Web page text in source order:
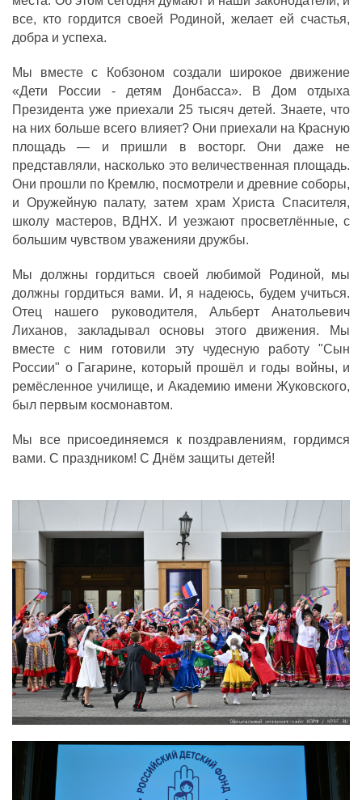
все, кто гордится своей Родиной, желает ей счастья,
добра и успеха.
Мы вместе с Кобзоном создали широкое движение
«Дети России - детям Донбасса». В Дом отдыха
Президента уже приехали 25 тысяч детей. Знаете, что
на них больше всего влияет? Они приехали на Красную
площадь — и пришли в восторг. Они даже не
представляли, насколько это величественная площадь.
Они прошли по Кремлю, посмотрели и древние соборы,
и Оружейную палату, затем храм Христа Спасителя,
школу мастеров, ВДНХ. И уезжают просветлённые, с
большим чувством уваженияи дружбы.
Мы должны гордиться своей любимой Родиной, мы
должны гордиться вами. И, я надеюсь, будем учиться.
Отец нашего руководителя, Альберт Анатольевич
Лиханов, закладывал основы этого движения. Мы
вместе с ним готовили эту чудесную работу "Сын
России" о Гагарине, который прошёл и годы войны, и
ремёсленное училище, и Академию имени Жуковского,
был первым космонавтом.
Мы все присоединяемся к поздравлениям, гордимся
вами. С праздником! С Днём защиты детей!